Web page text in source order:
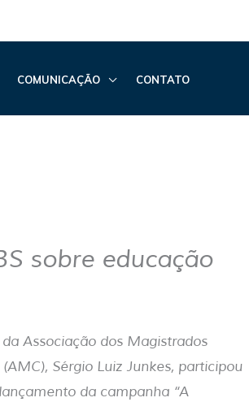
COMUNICAÇÃO CONTATO
sobre educação
Associação dos Magistrados
Sérgio Luiz Junkes, participou
da campanha “A